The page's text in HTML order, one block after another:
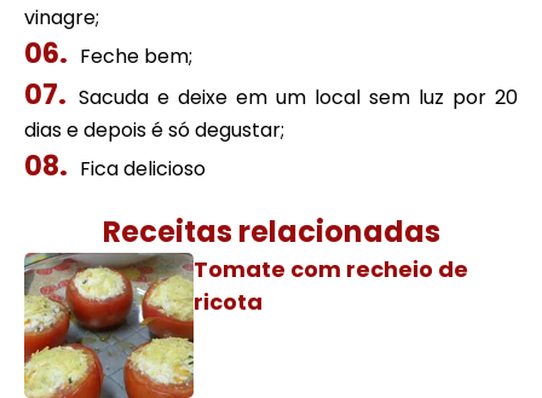
vinagre;
Feche bem;
Sacuda e deixe em um local sem luz por 20
dias e depois é só degustar;
Fica delicioso
Receitas relacionadas
Tomate com recheio de
ricota